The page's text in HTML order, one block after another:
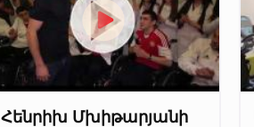
Հենրիխ Մխիթարյանի